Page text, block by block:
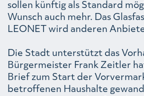
sollen künftig als Standard
Wunsch auch mehr. Das
LEONET wird anderen
Die Stadt unterstützt das
Bürgermeister Frank Zeitler
Brief zum Start der
betroffenen Haushalte